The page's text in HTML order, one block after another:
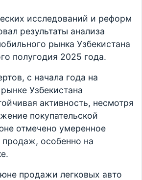
исследований и реформ
результаты анализа
рынка Узбекистана
полугодия 2025 года.
с начала года на
Узбекистана
активность, несмотря
покупательской
отмечено умеренное
продаж, особенно на
продажи легковых авто